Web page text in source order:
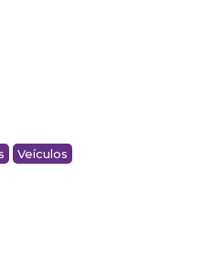
Veículos
VEÍCULO – CSL